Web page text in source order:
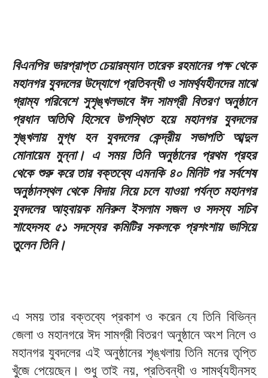
বিএনপির ভারপ্রাপ্ত চেয়ারম্যান তারেক রহমানের পক্ষ থেকে
মহানগর যুবদলের উদ্যোগে প্রতিবন্ধী ও সামর্থ্যহীনদের মাঝে
গ্রাম্য পরিবেশে সুশৃঙ্খলভাবে ঈদ সামগ্রী বিতরণ অনুষ্ঠানে
প্রধান অতিথি হিসেবে উপস্থিত হয়ে মহানগর যুবদলের
শৃঙ্খলায় মুগ্ধ হন যুবদলের কেন্দ্রীয় সভাপতি আব্দুল
মোনায়েম মুন্না। এ সময় তিনি অনুষ্ঠানের প্রথম প্রহর
থেকে শুরু করে তার বক্তব্যে এমনকি ৪০ মিনিট পর সর্বশেষ
অনুষ্ঠানস্থল থেকে বিদায় নিয়ে চলে যাওয়া পর্যন্ত মহানগর
যুবদলের আহ্বায়ক মনিরুল ইসলাম সজল ও সদস্য সচিব
শাহেদসহ ৫১ সদস্যের কমিটির সকলকে প্রশংশায় ভাসিয়ে
তুলেন তিনি।
এ সময় তার বক্তব্যে প্রকাশ ও করেন যে তিনি বিভিন্ন
জেলা ও মহানগরে ঈদ সামগ্রী বিতরণ অনুষ্ঠানে অংশ নিলে ও
মহানগর যুবদলের এই অনুষ্ঠানের শৃঙ্খলায় তিনি মনের তৃপ্তি
খুঁজে পেয়েছেন। শুধু তাই নয়, প্রতিবন্ধী ও সামর্থ্যহীনসহ